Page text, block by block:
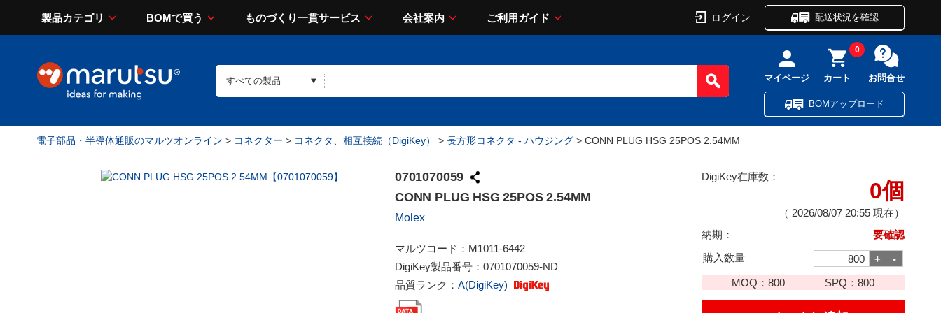
製品カテゴリ BOMで買う ものづくり一貫サービス 会社案内 ご利用ガイド ログイン 配送状況を確認
マイページ カート
0
お問合せ
BOMアップロード
電子部品・半導体通販のマルツオンライン > コネクター > コネクタ、相互接続（DigiKey） > 長方形コネクタ - ハウジング > CONN PLUG HSG 25POS 2.54MM
0701070059
CONN PLUG HSG 25POS 2.54MM
Molex
マルツコード： M1011-6442
DigiKey製品番号： 0701070059-ND
品質ランク： A(DigiKey)
DigiKey在庫数：
0個
（ 2026/08/07 20:55 現在）
納期：
要確認
購入数量
MOQ：800 SPQ： 800